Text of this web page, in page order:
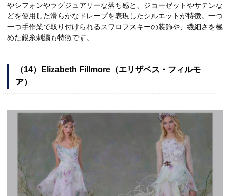
やシフォンやラグジュアリーな落ち感と、ジョーゼットやサテンな
どを使用した滑らかなドレープを表現したシルエットが特徴。一つ
一つ手作業で取り付けられるスワロフスキーの装飾や、繊細さを極
めた銀糸刺繍も特徴です。
（14）Elizabeth Fillmore（エリザベス・フィルモ
ア）